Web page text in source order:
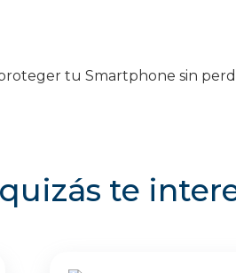
tu Smartphone sin
te